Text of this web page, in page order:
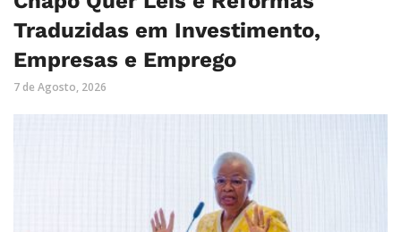
Traduzidas em Investimento,
Empresas e Emprego
7 de Agosto, 2026